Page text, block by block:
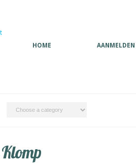
HOME AANMELDEN